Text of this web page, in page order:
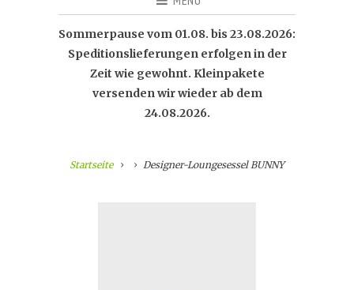
Sommerpause vom 01.08. bis 23.08.2026:
Speditionslieferungen erfolgen in der
Zeit wie gewohnt. Kleinpakete
versenden wir wieder ab dem
24.08.2026.
Startseite Designer-Loungesessel BUNNY